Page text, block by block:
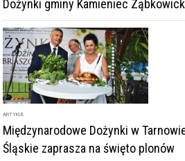
Dożynki gminy Kamieniec
ARTYKUŁ
Międzynarodowe Dożynki w
Śląskie zaprasza na święto plonów